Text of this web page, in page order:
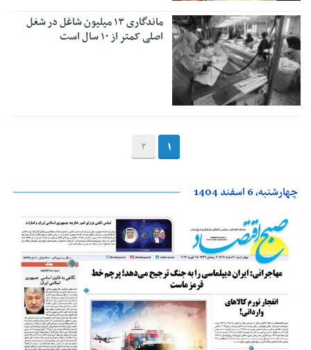
ماندگاری ۱۳ میلیون شاغل در شغل
اصلی کمتر از ۱۰ سال است
1
2
چهارشنبه، 6 اسفند 1404